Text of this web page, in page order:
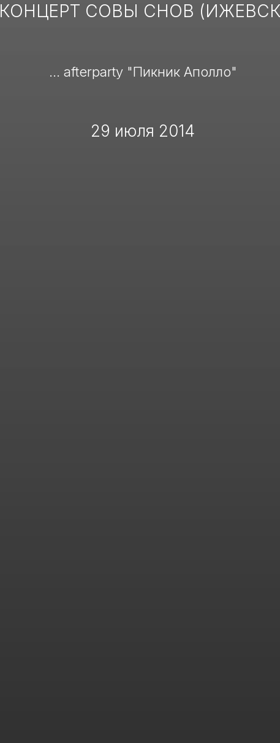
КОНЦЕРТ СОВЫ СНОВ
... afterparty "Пикник Аполло"
29 июля 2014